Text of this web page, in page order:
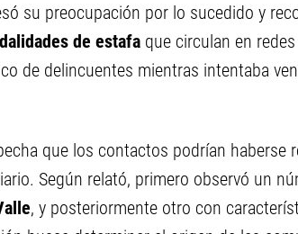
su preocupación por lo sucedido y
de estafa que circulan en
de delincuentes mientras intentaba
que los contactos podrían haberse
Según relató, primero observó un
, y posteriormente otro con